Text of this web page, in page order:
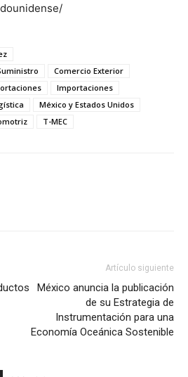
Comercio Exterior
Importaciones
México y Estados Unidos
T-MEC
Artículo siguiente
México anuncia la publicación
de su Estrategia de
Instrumentación para una
Economía Oceánica Sostenible